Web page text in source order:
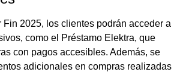
Fin 2025, los clientes podrán acceder a
como el Préstamo Elektra, que
con pagos accesibles. Además, se
adicionales en compras realizadas